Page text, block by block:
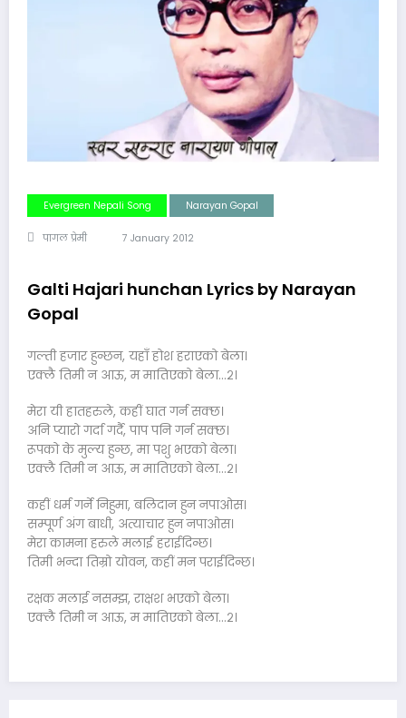
Evergreen Nepali Song Narayan Gopal
पागल प्रेमी 7 January 2012
Galti Hajari hunchan Lyrics by Narayan
Gopal
गल्ती हजार हुन्छन, यहाँ होश हराएको बेला।
एक्लै तिमी न आऊ, म मातिएको बेला…२।
मेरा यी हातहरुले, कहीं घात गर्न सक्छ।
अनि प्यारो गर्दा गर्दै, पाप पनि गर्न सक्छ।
रूपको के मुल्य हुन्छ, मा पशु भएको बेला।
एक्लै तिमी न आऊ, म मातिएको बेला…२।
कहीं धर्म गर्ने निहुमा, बलिदान हुन नपाओस।
सम्पूर्ण अंग बाधी, अत्याचार हुन नपाओस।
मेरा कामना हरुले मलाई हराईदिन्छ।
तिमी भन्दा तिम्रो योवन, कहीं मन पराईदिन्छ।
रक्षक मलाई नसम्झ, राक्षश भएको बेला।
एक्लै तिमी न आऊ, म मातिएको बेला…२।